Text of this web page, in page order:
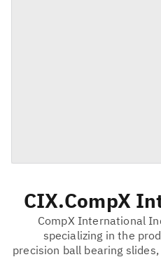
CompX
CIX
CompX International
specializing in the
precision ball bearing